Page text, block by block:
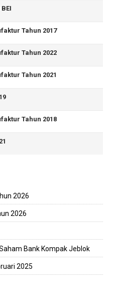
Tahun 2017
Tahun 2022
Tahun 2021
Tahun 2018
2026
2026
Bank Kompak Jeblok
2025